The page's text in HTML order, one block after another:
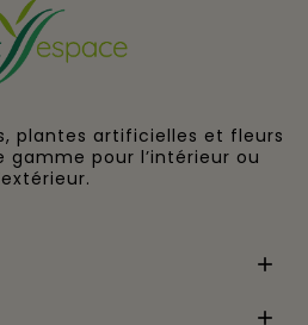
plantes artificielles et fleurs
pour l’intérieur ou

